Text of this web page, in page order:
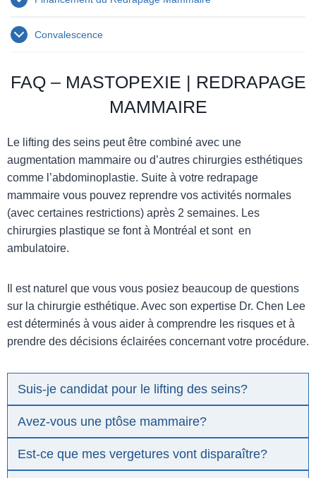
Convalescence
FAQ – MASTOPEXIE | REDRAPAGE
MAMMAIRE
Le lifting des seins peut être combiné avec une
augmentation mammaire ou d’autres chirurgies esthétiques
comme l’abdominoplastie. Suite à votre redrapage
mammaire vous pouvez reprendre vos activités normales
(avec certaines restrictions) après 2 semaines. Les
chirurgies plastique se font à Montréal et sont en
ambulatoire.
Il est naturel que vous vous posiez beaucoup de questions
sur la chirurgie esthétique. Avec son expertise Dr. Chen Lee
est déterminés à vous aider à comprendre les risques et à
prendre des décisions éclairées concernant votre procédure.
Suis-je candidat pour le lifting des seins?
Avez-vous une ptôse mammaire?
Est-ce que mes vergetures vont disparaître?